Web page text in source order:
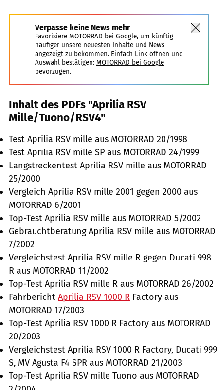
Verpasse keine News mehr
Favorisiere MOTORRAD bei Google, um künftig
häufiger unsere neuesten Inhalte und News
angezeigt zu bekommen. Einfach Link öffnen und
Auswahl bestätigen: MOTORRAD bei Google
bevorzugen.
Inhalt des PDFs "Aprilia RSV
Mille/Tuono/RSV4"
Test Aprilia RSV mille aus MOTORRAD 20/1998
Test Aprilia RSV mille SP aus MOTORRAD 24/1999
Langstreckentest Aprilia RSV mille aus MOTORRAD
25/2000
Vergleich Aprilia RSV mille 2001 gegen 2000 aus
MOTORRAD 6/2001
Top-Test Aprilia RSV mille aus MOTORRAD 5/2002
Gebrauchtberatung Aprilia RSV mille aus MOTORRAD
7/2002
Vergleichstest Aprilia RSV mille R gegen Ducati 998
R aus MOTORRAD 11/2002
Top-Test Aprilia RSV mille R aus MOTORRAD 26/2002
Fahrbericht Aprilia RSV 1000 R Factory aus
MOTORRAD 17/2003
Top-Test Aprilia RSV 1000 R Factory aus MOTORRAD
20/2003
Vergleichstest Aprilia RSV 1000 R Factory, Ducati 999
S, MV Agusta F4 SPR aus MOTORRAD 21/2003
Top-Test Aprilia RSV mille Tuono aus MOTORRAD